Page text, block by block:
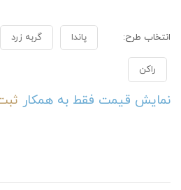
انتخاب طرح: پاندا گربه زرد
راکن
نمایش قیمت فقط به همکار